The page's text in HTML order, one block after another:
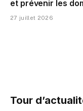
et prévenir les
27 juillet 2026
Tour